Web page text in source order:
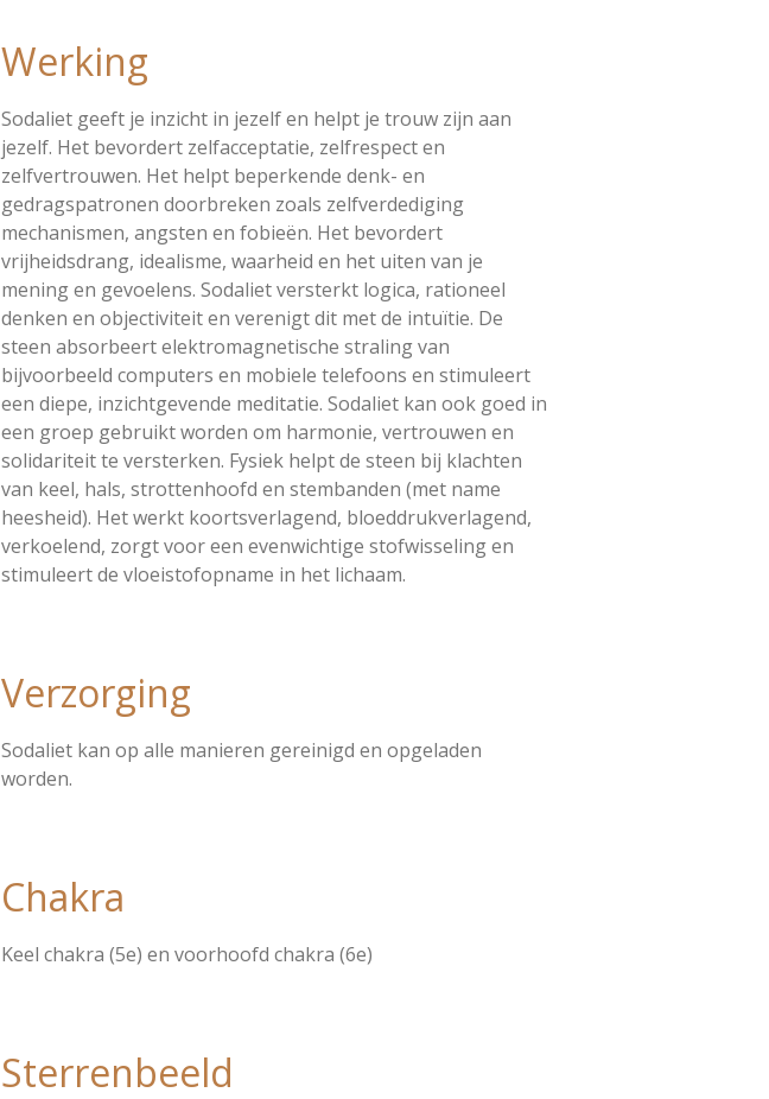
Werking
Sodaliet geeft je inzicht in jezelf en helpt je trouw zijn aan
jezelf. Het bevordert zelfacceptatie, zelfrespect en
zelfvertrouwen. Het helpt beperkende denk- en
gedragspatronen doorbreken zoals zelfverdediging
mechanismen, angsten en fobieën. Het bevordert
vrijheidsdrang, idealisme, waarheid en het uiten van je
mening en gevoelens. Sodaliet versterkt logica, rationeel
denken en objectiviteit en verenigt dit met de intuïtie. De
steen absorbeert elektromagnetische straling van
bijvoorbeeld computers en mobiele telefoons en stimuleert
een diepe, inzichtgevende meditatie. Sodaliet kan ook goed in
een groep gebruikt worden om harmonie, vertrouwen en
solidariteit te versterken. Fysiek helpt de steen bij klachten
van keel, hals, strottenhoofd en stembanden (met name
heesheid). Het werkt koortsverlagend, bloeddrukverlagend,
verkoelend, zorgt voor een evenwichtige stofwisseling en
stimuleert de vloeistofopname in het lichaam.
Verzorging
Sodaliet kan op alle manieren gereinigd en opgeladen
worden.
Chakra
Keel chakra (5e) en voorhoofd chakra (6e)
Sterrenbeeld